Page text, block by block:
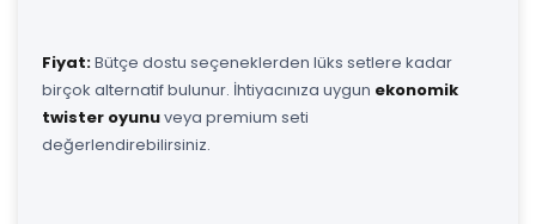
Fiyat:Bütçe dostu seçeneklerden lüks setlere kadar
birçok alternatif bulunur. İhtiyacınıza uygun ekonomik
twister oyunuveya premium seti
değerlendirebilirsiniz.